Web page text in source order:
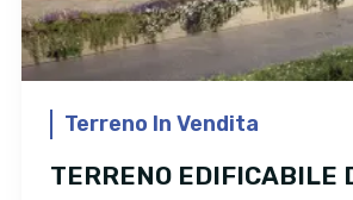
Terreno In Vendita
TERRENO EDIFICABILE